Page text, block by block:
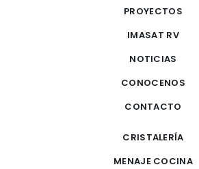
PROYECTOS
IMASAT RV
NOTICIAS
CONOCENOS
CONTACTO
CRISTALERÍA
MENAJE COCINA